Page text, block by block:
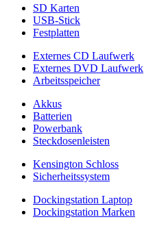
SD Karten
USB-Stick
Festplatten
Externes CD Laufwerk
Externes DVD Laufwerk
Arbeitsspeicher
Akkus
Batterien
Powerbank
Steckdosenleisten
Kensington Schloss
Sicherheitssystem
Dockingstation Laptop
Dockingstation Marken